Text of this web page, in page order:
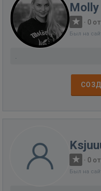
Molly
· 0
Был на
· 0
Был на